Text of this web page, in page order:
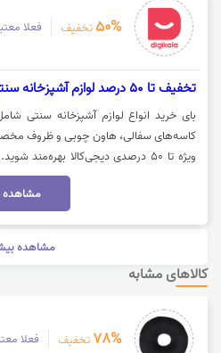
50% تخفیف فعلا
تخفیف تا 50 درصد لوازم آشپزخانه سنتی از دیجی کالا
بای خرید انواع لوازم آشپزخانه سنتی
کاسه‌های سفالی، هاون چوبی و ظروف
ویژه تا ۵۰ درصدی دیجی‌کالا
روی گزینه «خرید کنید» کلیک نمایید.
مشاهده
مشاهده
کالاهای مشابه
78% تخفیف فعلا